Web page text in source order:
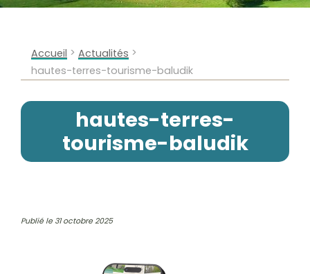
Accueil > Actualités >
hautes-terres-tourisme-baludik
hautes-terres-
tourisme-baludik
Publié le 31 octobre 2025